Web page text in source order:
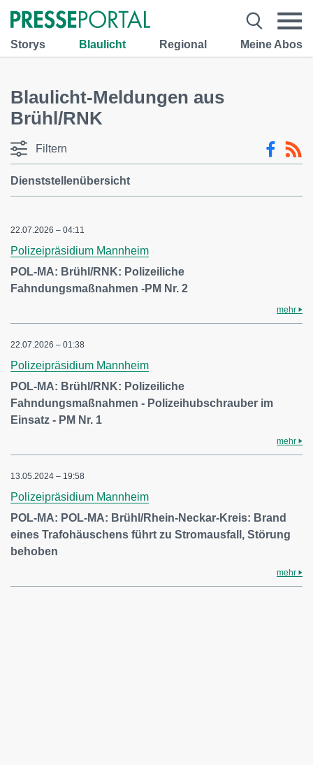
Storys Blaulicht Regional Meine Abos
Blaulicht-Meldungen aus
Brühl/RNK
Filtern
Dienststellenübersicht
22.07.2026 – 04:11
Polizeipräsidium Mannheim
POL-MA: Brühl/RNK: Polizeiliche
Fahndungsmaßnahmen -PM Nr. 2
mehr
22.07.2026 – 01:38
Polizeipräsidium Mannheim
POL-MA: Brühl/RNK: Polizeiliche
Fahndungsmaßnahmen - Polizeihubschrauber im
Einsatz - PM Nr. 1
mehr
13.05.2024 – 19:58
Polizeipräsidium Mannheim
POL-MA: POL-MA: Brühl/Rhein-Neckar-Kreis: Brand
eines Trafohäuschens führt zu Stromausfall, Störung
behoben
mehr